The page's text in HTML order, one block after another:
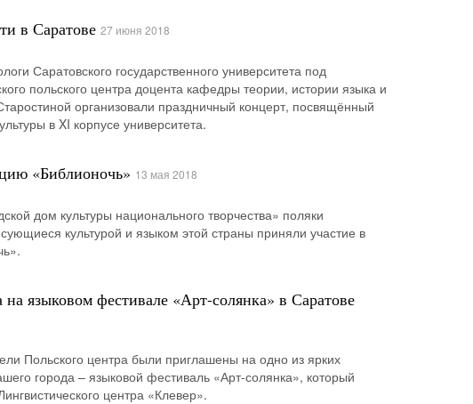
в Саратове 27 июня 2018
Саратовского государственного университета под
польского центра доцента кафедры теории, истории языка и
организовали праздничный концерт, посвящённый
в XI корпусе университета.
«Библионочь» 13 мая 2018
дом культуры национального творчества» поляки
культурой и языком этой страны приняли участие в
на языковом фестивале «Арт-солянка» в Саратове
Польского центра были приглашены на одно из ярких
города – языковой фестиваль «Арт-солянка», который
центра «Клевер».